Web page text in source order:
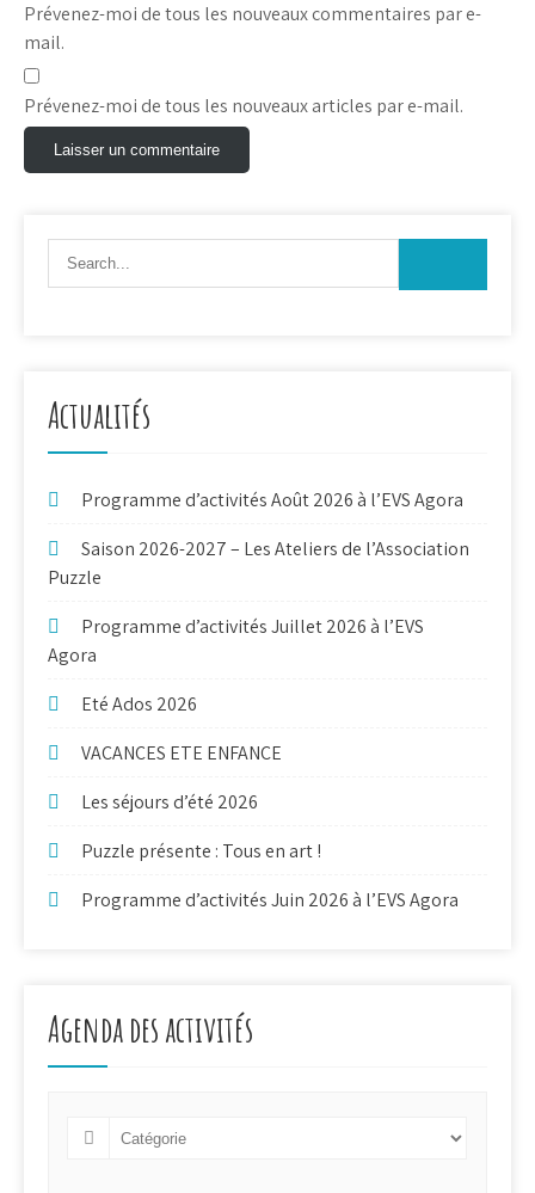
Prévenez-moi de tous les nouveaux commentaires par e-
mail.
Prévenez-moi de tous les nouveaux articles par e-mail.
Actualités
Programme d’activités Août 2026 à l’EVS Agora
Saison 2026-2027 – Les Ateliers de l’Association
Puzzle
Programme d’activités Juillet 2026 à l’EVS
Agora
Eté Ados 2026
VACANCES ETE ENFANCE
Les séjours d’été 2026
Puzzle présente : Tous en art !
Programme d’activités Juin 2026 à l’EVS Agora
Agenda des activités